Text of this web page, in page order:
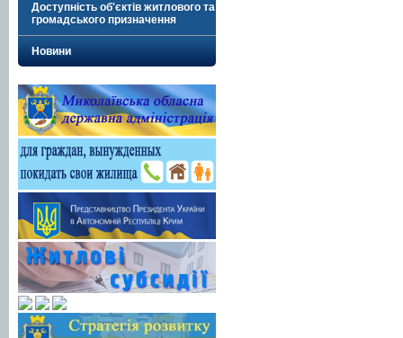
Доступність об'єктів житлового та
громадського призначення
Новини